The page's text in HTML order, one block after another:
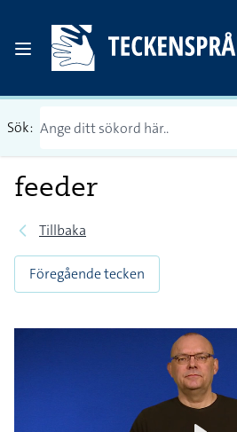
Sök:
feeder
Tillbaka
Föregående tecken